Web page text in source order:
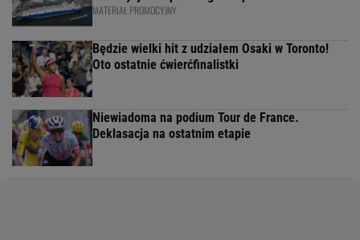
MATERIAŁ PROMOCYJNY
Będzie wielki hit z udziałem Osaki w Toronto!
Oto ostatnie ćwierćfinalistki
Niewiadoma na podium Tour de France.
Deklasacja na ostatnim etapie